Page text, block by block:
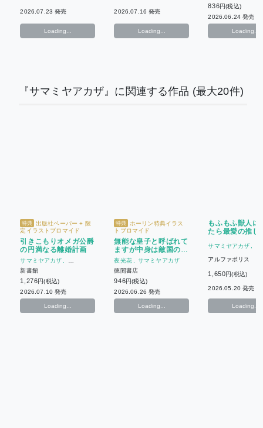
2026.07.23 発売
Loading...
2026.07.16 発売
Loading...
836円(税込)
2026.06.24 発売
Loading...
『サマミヤアカザ』に関連する作品 (最大20件)
特典 出版社ペーパー + 限
定イラストブロマイド
引きこもりオメガ公爵
の円満なる離婚計画
サマミヤアカザ
仁茂田もに
新書館
1,276円(税込)
2026.07.10 発売
Loading...
特典
ホーリン特典イラス
トブロマイド
無能な皇子と呼ばれて
ますが中身は敵国の宰
相です(7)
夜光花
サマミヤアカザ
徳間書店
946円(税込)
2026.06.26 発売
Loading...
もふもふ獣人に
たら最愛の推し
サマミヤアカザ
アルファポリス
1,650円(税込)
2026.05.20 発売
Loading...